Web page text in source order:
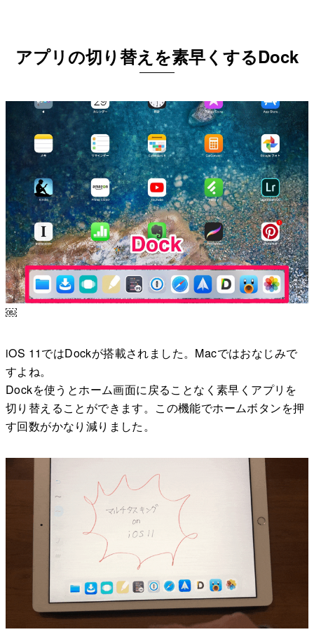
アプリの切り替えを素早くするDock
￼
iOS 11ではDockが搭載されました。Macではおなじみで
すよね。
Dockを使うとホーム画面に戻ることなく素早くアプリを
切り替えることができます。この機能でホームボタンを押
す回数がかなり減りました。